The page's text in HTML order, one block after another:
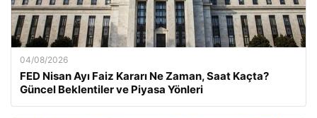
04/08/2026
FED Nisan Ayı Faiz Kararı Ne Zaman, Saat Kaçta?
Güncel Beklentiler ve Piyasa Yönleri